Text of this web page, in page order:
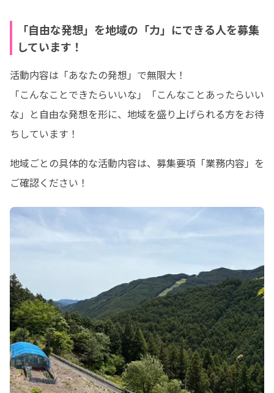
「自由な発想」を地域の「力」にできる人を募集
しています！
活動内容は「あなたの発想」で無限大！
「こんなことできたらいいな」「こんなことあったらいい
な」と自由な発想を形に、地域を盛り上げられる方をお待
ちしています！
地域ごとの具体的な活動内容は、募集要項「業務内容」を
ご確認ください！